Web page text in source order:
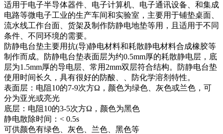
适用于电子半导体器件、电子计算机、电子通讯设备、和集成
电路等微电子工业的生产车间和实验室，主要用于铺垫桌面、
流水线工作台面、货架及制作防静电地垫等用，且适用于不同
条件、不同环境的需要。
防静电台垫主要用抗(导)静电材料和耗散静电材料合成橡胶等
制作而成。防静电台垫表面层为约0.5mm厚的耗散静电层，底
层为1.5mm厚的导电层、常用2mm双层符合结构。防静电台垫
使用时间长久，具有很好的防酸、、防化学溶剂特性。
表面层：电阻10的7-9次方Ω，颜色为绿色、灰色或兰色，可
分为亚光或亮光
底层：电阻10的3-5次方Ω，颜色为黑色
静电散除时间：< 0.5s
可供颜色有绿色、灰色、兰色、黑色等